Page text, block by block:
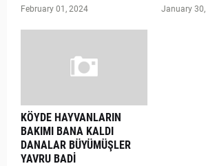
February 01, 2024 January
KÖYDE HAYVANLARIN
BAKIMI BANA KALDI
DANALAR BÜYÜMÜŞLER
YAVRU BADİ